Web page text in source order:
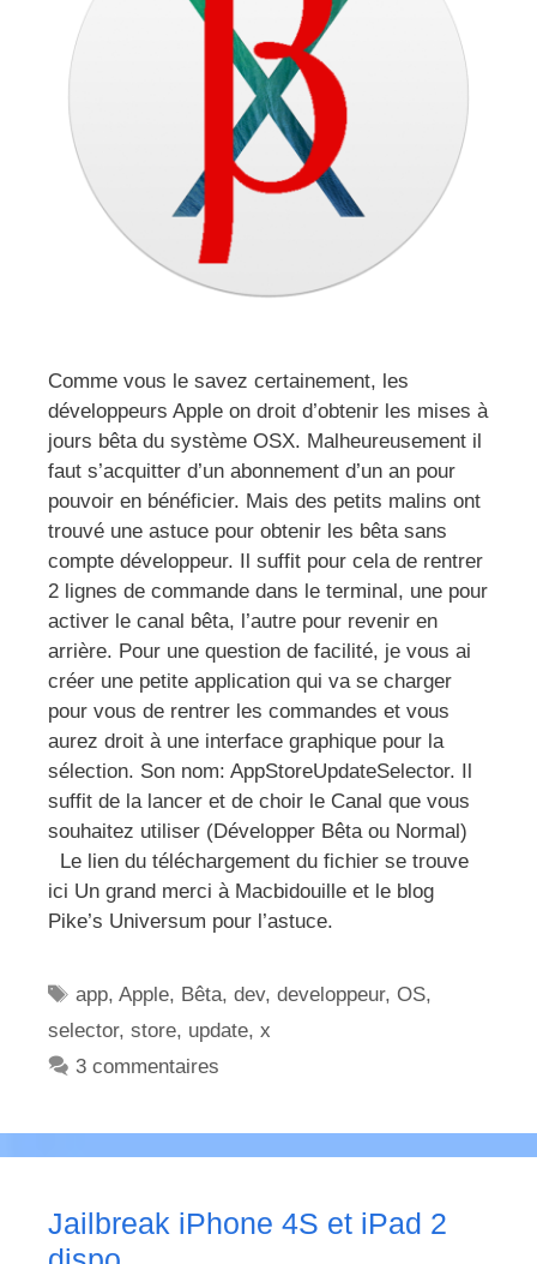
Comme vous le savez certainement, les
développeurs Apple on droit d’obtenir les mises à
jours bêta du système OSX. Malheureusement il
faut s’acquitter d’un abonnement d’un an pour
pouvoir en bénéficier. Mais des petits malins ont
trouvé une astuce pour obtenir les bêta sans
compte développeur. Il suffit pour cela de rentrer
2 lignes de commande dans le terminal, une pour
activer le canal bêta, l’autre pour revenir en
arrière. Pour une question de facilité, je vous ai
créer une petite application qui va se charger
pour vous de rentrer les commandes et vous
aurez droit à une interface graphique pour la
sélection. Son nom: AppStoreUpdateSelector. Il
suffit de la lancer et de choir le Canal que vous
souhaitez utiliser (Développer Bêta ou Normal)
Le lien du téléchargement du fichier se trouve
ici Un grand merci à Macbidouille et le blog
Pike’s Universum pour l’astuce.
Étiquettes
app,Apple, Bêta,dev,developpeur,OS,
selector, store, update, x
3 commentaires
Jailbreak iPhone 4S et iPad 2